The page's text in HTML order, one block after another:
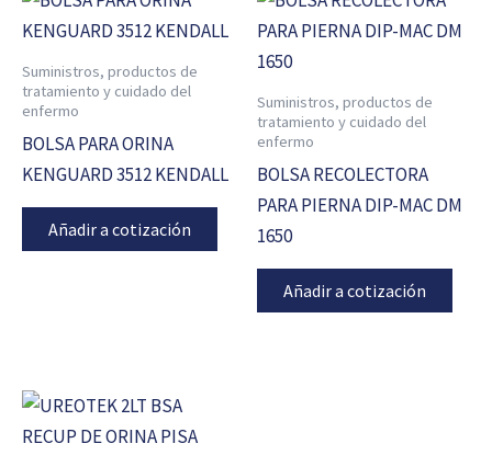
Suministros, productos de
tratamiento y cuidado del
enfermo
BOLSA PARA ORINA
KENGUARD 3512 KENDALL
Añadir a cotización
Suministros, productos de
tratamiento y cuidado del
enfermo
BOLSA RECOLECTORA
PARA PIERNA DIP-MAC DM
1650
Añadir a cotización